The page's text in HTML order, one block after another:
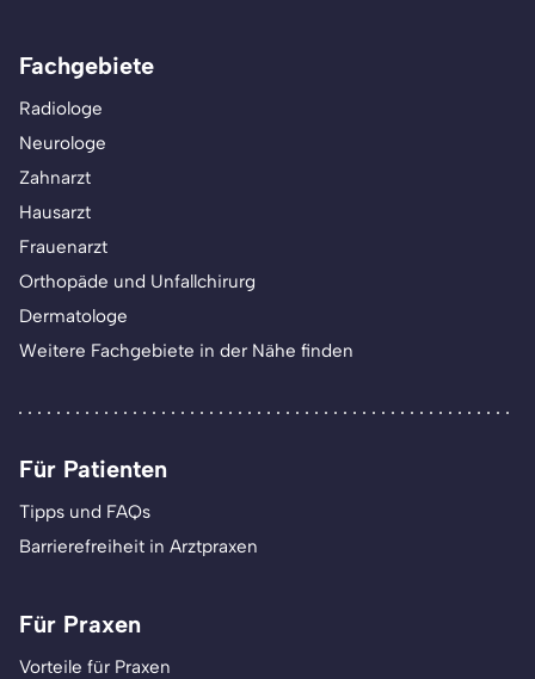
Fachgebiete
Radiologe
Neurologe
Zahnarzt
Hausarzt
Frauenarzt
Orthopäde und Unfallchirurg
Dermatologe
Weitere Fachgebiete in der Nähe finden
Für Patienten
Tipps und FAQs
Barrierefreiheit in Arztpraxen
Für Praxen
Vorteile für Praxen